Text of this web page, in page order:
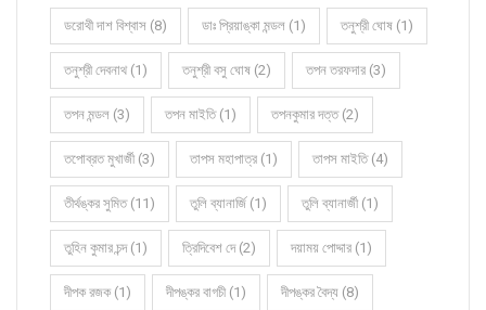
ডরোথী দাশ বিশ্বাস (8) ডাঃ প্রিয়াঙ্কা মন্ডল (1) তনুশ্রী ঘোষ (1)
তনুশ্রী দেবনাথ (1) তনুশ্রী বসু ঘোষ (2) তপন তরফদার (3)
তপন মন্ডল (3) তপন মাইতি (1) তপনকুমার দত্ত (2)
তপোব্রত মুখার্জী (3) তাপস মহাপাত্র (1) তাপস মাইতি (4)
তীর্থঙ্কর সুমিত (11) তুলি ব্যানার্জি (1) তুলি ব্যানার্জী (1)
তুহিন কুমার চন্দ (1) ত্রিদিবেশ দে (2) দয়াময় পোদ্দার (1)
দীপক রজক (1) দীপঙ্কর বাগচী (1) দীপঙ্কর বৈদ্য (8)